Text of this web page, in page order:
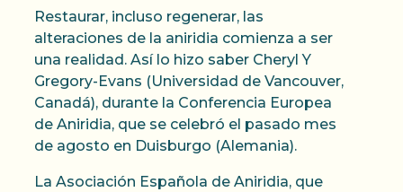
Restaurar, incluso regenerar, las
alteraciones de la aniridia comienza a ser
una realidad. Así lo hizo saber Cheryl Y
Gregory-Evans (Universidad de Vancouver,
Canadá), durante la Conferencia Europea
de Aniridia, que se celebró el pasado mes
de agosto en Duisburgo (Alemania).
La Asociación Española de Aniridia, que